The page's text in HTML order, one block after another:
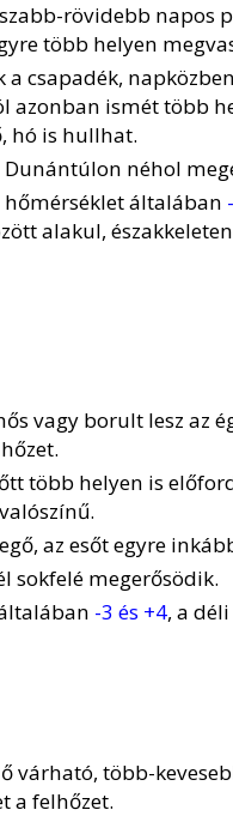
rövidebb napos
több helyen
a csapadék,
azonban ismét több
hó is hullhat.
néhol
hőmérséklet általában
alakul,
vagy borult lesz az
több helyen is
az esőt egyre
sokfelé megerősödik.
-3 és +4, a
várható, több-
a felhőzet.